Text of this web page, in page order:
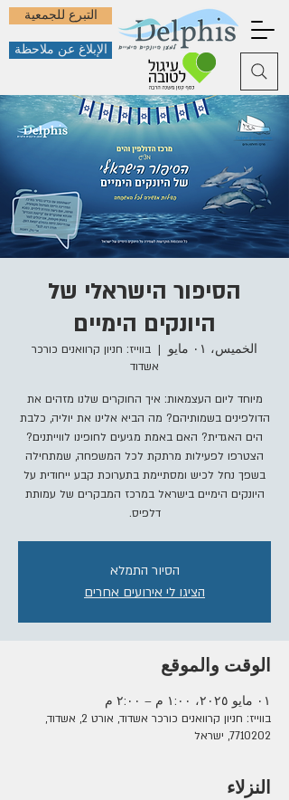
التبرع للجمعية
الإبلاغ عن ملاحظة
הסיפור הישראלי של
היונקים הימיים
الخميس، ٠١ مايو
  |
בווייז: חניון קרוואנים כורכר
אשדוד
מיוחד ליום העצמאות: איך החוקרים שלנו מזהים את
הדולפינים בשמותיהם? מה הביא אלינו את יוליה, כלבת
הים האגדית? האם באמת מגיעים לחופינו לווייתנים?
הצטרפו לפעילות מרתקת לכל המשפחה, שמתחילה
בשפך נחל לכיש ומסתיימת בתערוכת קבע ייחודית על
היונקים הימיים בישראל במרכז המבקרים של עמותת
דלפיס.
הסיור התמלא
הציגו לי אירועים אחרים
الوقت والموقع
٠١ مايو ٢٠٢٥، ١:٠٠ م – ٢:٠٠ م
בווייז: חניון קרוואנים כורכר אשדוד, אורט 2, אשדוד,
7710202, ישראל
النزلاء